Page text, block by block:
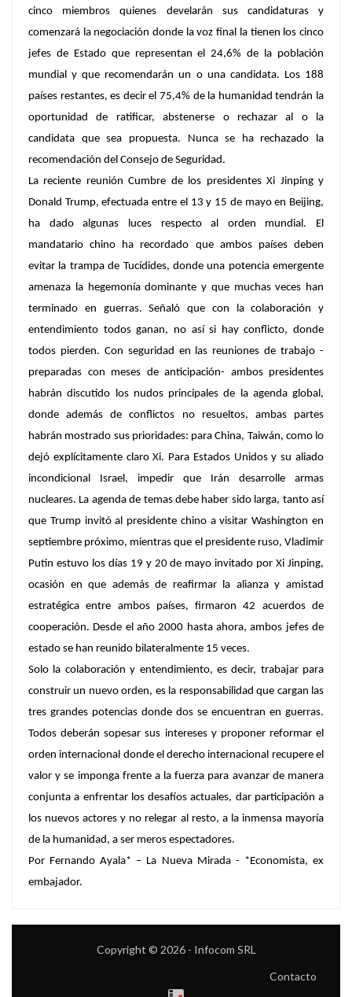
cinco miembros quienes develarán sus candidaturas y
comenzará la negociación donde la voz final la tienen los cinco
jefes de Estado que representan el 24,6% de la población
mundial y que recomendarán un o una candidata. Los 188
países restantes, es decir el 75,4% de la humanidad tendrán la
oportunidad de ratificar, abstenerse o rechazar al o la
candidata que sea propuesta. Nunca se ha rechazado la
recomendación del Consejo de Seguridad.
La reciente reunión Cumbre de los presidentes Xi Jinping y
Donald Trump, efectuada entre el 13 y 15 de mayo en Beijing,
ha dado algunas luces respecto al orden mundial. El
mandatario chino ha recordado que ambos países deben
evitar la trampa de Tucídides, donde una potencia emergente
amenaza la hegemonía dominante y que muchas veces han
terminado en guerras. Señaló que con la colaboración y
entendimiento todos ganan, no así si hay conflicto, donde
todos pierden. Con seguridad en las reuniones de trabajo -
preparadas con meses de anticipación- ambos presidentes
habrán discutido los nudos principales de la agenda global,
donde además de conflictos no resueltos, ambas partes
habrán mostrado sus prioridades: para China, Taiwán, como lo
dejó explícitamente claro Xi. Para Estados Unidos y su aliado
incondicional Israel, impedir que Irán desarrolle armas
nucleares. La agenda de temas debe haber sido larga, tanto así
que Trump invitó al presidente chino a visitar Washington en
septiembre próximo, mientras que el presidente ruso, Vladimir
Putin estuvo los días 19 y 20 de mayo invitado por Xi Jinping,
ocasión en que además de reafirmar la alianza y amistad
estratégica entre ambos países, firmaron 42 acuerdos de
cooperación. Desde el año 2000 hasta ahora, ambos jefes de
estado se han reunido bilateralmente 15 veces.
Solo la colaboración y entendimiento, es decir, trabajar para
construir un nuevo orden, es la responsabilidad que cargan las
tres grandes potencias donde dos se encuentran en guerras.
Todos deberán sopesar sus intereses y proponer reformar el
orden internacional donde el derecho internacional recupere el
valor y se imponga frente a la fuerza para avanzar de manera
conjunta a enfrentar los desafíos actuales, dar participación a
los nuevos actores y no relegar al resto, a la inmensa mayoría
de la humanidad, a ser meros espectadores.
Por Fernando Ayala* – La Nueva Mirada - *Economista, ex
embajador.
Copyright © 2026 - Infocom SRL
Contacto